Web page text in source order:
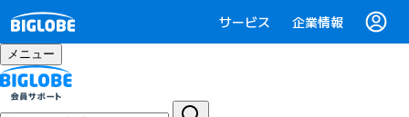
サービス 企業情報
メニュー